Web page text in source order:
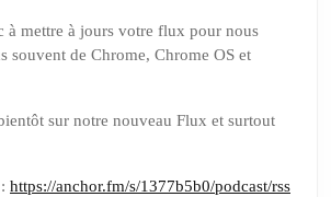
à mettre à jours votre flux pour nous
souvent de Chrome, Chrome OS et
sur notre nouveau Flux et surtout
https://anchor.fm/s/1377b5b0/podcast/rss